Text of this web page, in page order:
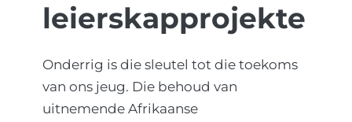
leierskapprojekte
Onderrig is die sleutel tot die toekoms
van ons jeug. Die behoud van
uitnemende Afrikaanse